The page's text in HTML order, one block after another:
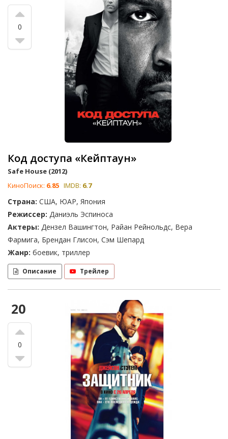
0
Код доступа «Кейптаун»
Safe House (2012)
КиноПоиск: 6.85 IMDB: 6.7
Страна: США, ЮАР, Япония
Режиссер: Даниэль Эспиноса
Актеры: Дензел Вашингтон, Райан Рейнольдс, Вера
Фармига, Брендан Глисон, Сэм Шепард
Жанр: боевик, триллер
Описание Трейлер
20
0